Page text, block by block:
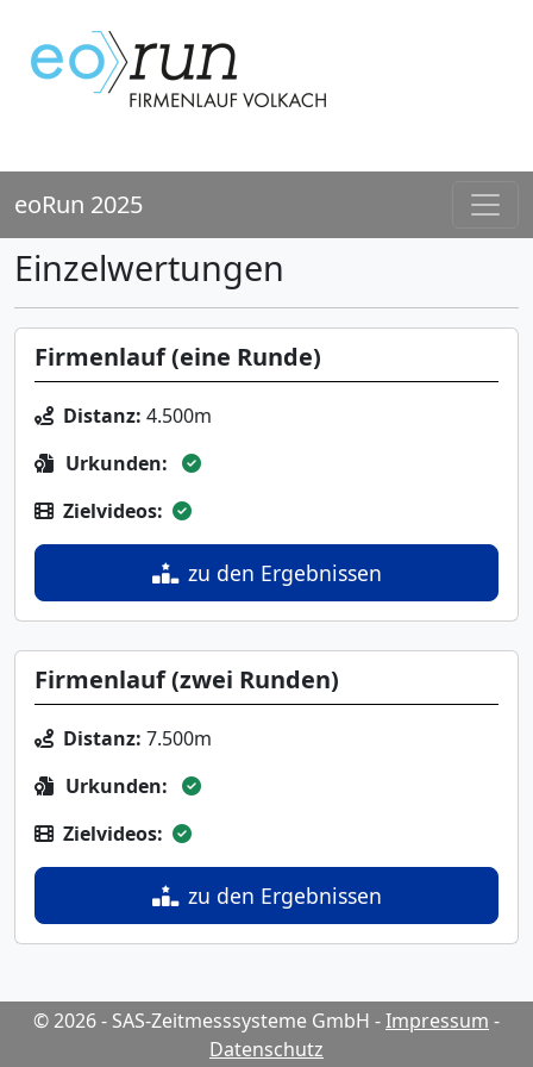
eoRun 2025
Einzelwertungen
Firmenlauf (eine Runde)
Distanz: 4.500m
Urkunden:
Zielvideos:
zu den Ergebnissen
Firmenlauf (zwei Runden)
Distanz: 7.500m
Urkunden:
Zielvideos:
zu den Ergebnissen
© 2026 - SAS-Zeitmesssysteme GmbH -Impressum -
Datenschutz